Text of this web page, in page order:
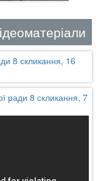
8 скликання, 16
ради 8 скликання, 7